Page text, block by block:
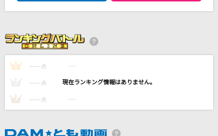
どんなときも。
槇原敬之(Makihara)
ビターバカンス
Mrs. GREEN APPLE
DAMの新曲・ランキングなど
1 ---- 点 ----
---- 点 ----
3 ---- 点 ----